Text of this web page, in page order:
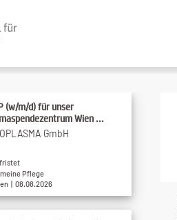
(w/m/d) für unser
Wien ...
GmbH
Pflege
| 08.08.2026